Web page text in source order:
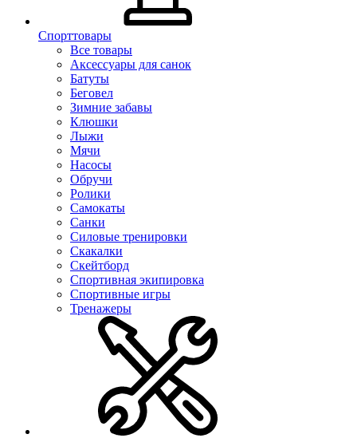
Спорттовары
Все товары
Аксессуары для санок
Батуты
Беговел
Зимние забавы
Клюшки
Лыжи
Мячи
Насосы
Обручи
Ролики
Самокаты
Санки
Силовые тренировки
Скакалки
Скейтборд
Спортивная экипировка
Спортивные игры
Тренажеры